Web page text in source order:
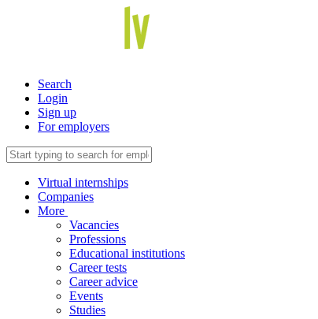
Search
Login
Sign up
For employers
Virtual internships
Companies
More
Vacancies
Professions
Educational institutions
Career tests
Career advice
Events
Studies